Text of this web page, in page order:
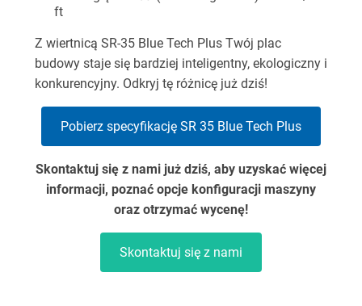
ft
Z wiertnicą SR-35 Blue Tech Plus Twój plac
budowy staje się bardziej inteligentny, ekologiczny i
konkurencyjny. Odkryj tę różnicę już dziś!
Pobierz specyfikację SR 35 Blue Tech Plus
Skontaktuj się z nami już dziś, aby uzyskać więcej
informacji, poznać opcje konfiguracji maszyny
oraz otrzymać wycenę!
Skontaktuj się z nami